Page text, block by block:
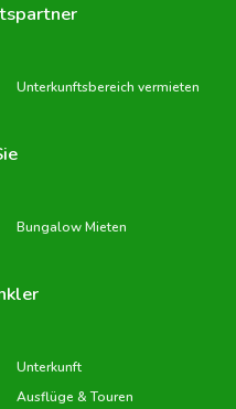
Unterkunftsbereich vermieten
Bungalow Mieten
Unterkunft
Ausflüge & Touren